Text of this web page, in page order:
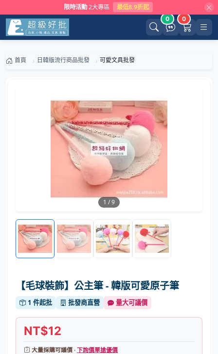
限時活動 2大專區 最低8.9折起
0 0
首頁 日韓版流行商品批發 可愛文具批發
1 /9
【毛球裝飾】公主筆 - 韓版可愛原子筆
1 件起批 批發商直營 量大可議價
NT$12
大量採購可議價 ·下詢價單搶優價